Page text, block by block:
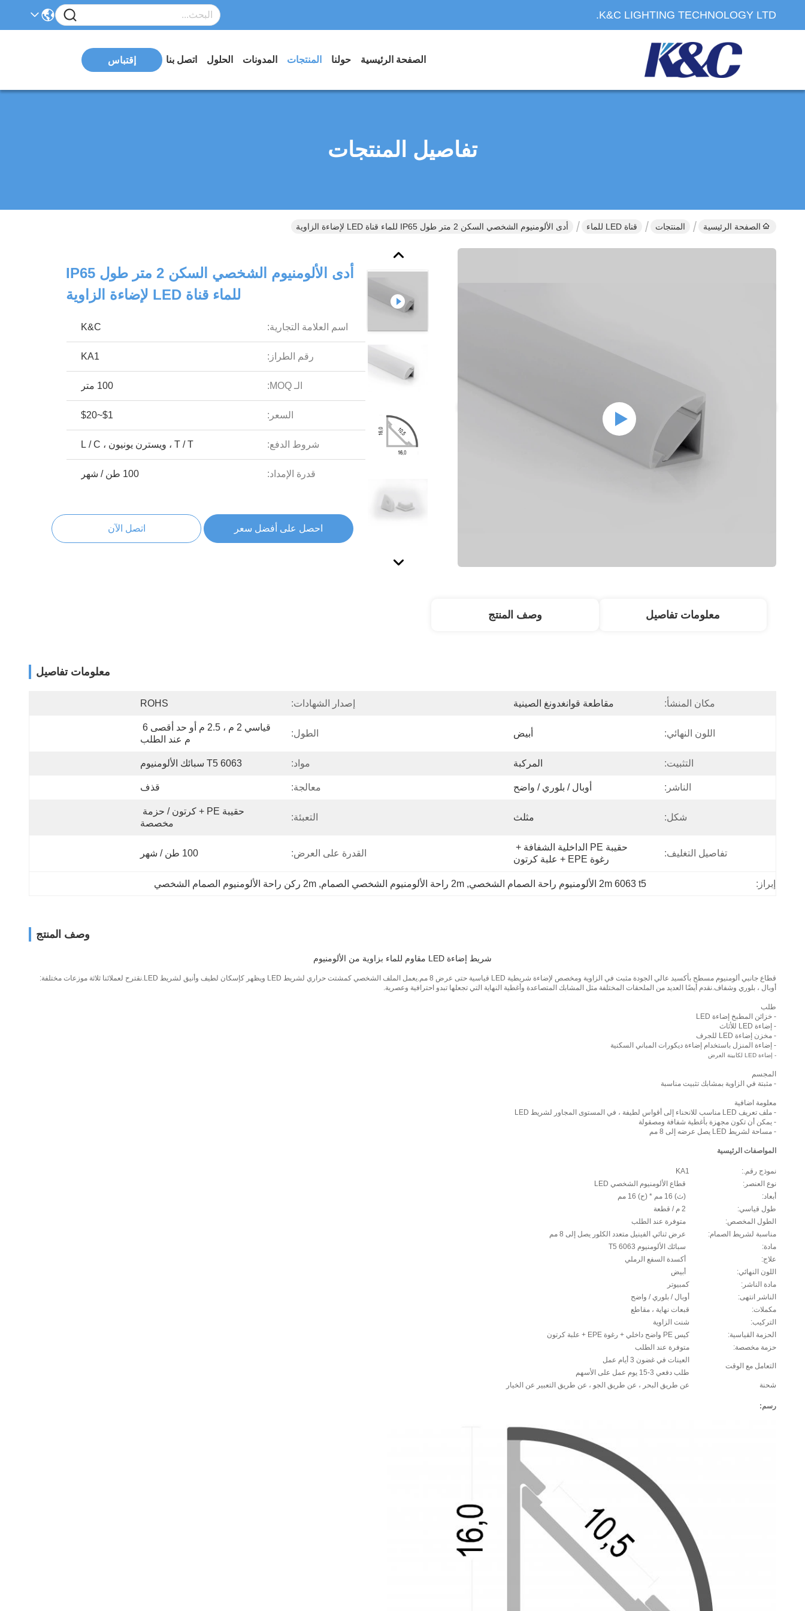
K&C LIGHTING TECHNOLOGY LTD.
الصفحة الرئيسية حولنا المنتجات المدونات الحلول اتصل بنا إقتباس
تفاصيل المنتجات
الصفحة الرئيسية المنتجات قناة LED للماء أدى الألومنيوم الشخصي السكن 2 متر طول IP65 للماء قناة LED لإضاءة الزاوية
أدى الألومنيوم الشخصي السكن 2 متر طول IP65
للماء قناة LED لإضاءة الزاوية
اسم العلامة التجارية: K&C
رقم الطراز: KA1
الـ MOQ: 100 متر
السعر: $1~$20
شروط الدفع: T / T ، ويسترن يونيون ، L / C
قدرة الإمداد: 100 طن / شهر
احصل على أفضل سعر اتصل الآن
معلومات تفاصيل وصف المنتج
معلومات تفاصيل
مكان المنشأ: مقاطعة قوانغدونغ الصينية إصدار الشهادات: ROHS
اللون النهائي: أبيض الطول:
م عند الطلب
التثبيت: المركبة مواد: 6063 T5 سبائك الألومنيوم
الناشر: أوبال / بلوري / واضح معالجة: قذف
شكل: مثلث التعبئة:
مخصصة
تفاصيل التغليف:
رغوة EPE + علبة كرتون
القدرة على العرض: 100 طن / شهر
إبراز: 2m 6063 t5 الألومنيوم راحة الصمام الشخصي , 2m راحة الألومنيوم الشخصي الصمام , 2m ركن راحة الألومنيوم الصمام الشخصي
وصف المنتج
شريط إضاءة LED مقاوم للماء بزاوية من الألومنيوم
قطاع جانبي ألومنيوم مسطح بأكسيد عالي الجودة مثبت في الزاوية ومخصص لإضاءة شريطية LED قياسية حتى عرض 8 مم.يعمل الملف الشخصي كمشتت حراري لشريط LED ويظهر كإسكان لطيف وأنيق لشريط LED.نقترح لعملائنا ثلاثة موزعات مختلفة:
أوبال ، بلوري وشفاف.نقدم أيضًا العديد من الملحقات المختلفة مثل المشابك المتصاعدة وأغطية النهاية التي تجعلها تبدو احترافية وعصرية.
طلب
- خزائن المطبخ إضاءة LED
- إضاءة LED للأثاث
- مخزن إضاءة LED للجرف
- إضاءة المنزل باستخدام إضاءة ديكورات المباني السكنية
- إضاءة LED لكابينة العرض
المجسم
- مثبتة في الزاوية بمشابك تثبيت مناسبة
معلومة اضافية
- ملف تعريف LED مناسب للانحناء إلى أقواس لطيفة ، في المستوى المجاور لشريط LED
- يمكن أن تكون مجهزة بأغطية شفافة ومصقولة
- مساحة لشريط LED يصل عرضه إلى 8 مم
المواصفات الرئيسية
نموذج رقم.:
KA1
نوع العنصر:
قطاع الألومنيوم الشخصي LED
أبعاد:
(ث) 16 مم * (ح) 16 مم
طول قياسي:
2 م / قطعة
الطول المخصص:
متوفرة عند الطلب
مناسبة لشريط الصمام:
عرض ثنائي الفينيل متعدد الكلور يصل إلى 8 مم
مادة:
سبائك الألومنيوم 6063 T5
علاج:
أكسدة السفع الرملي
اللون النهائي:
أبيض
مادة الناشر:
كمبيوتر
الناشر انتهى:
أوبال / بلوري / واضح
مكملات:
قبعات نهاية ، مقاطع
التركيب:
شنت الزاوية
الحزمة القياسية:
كيس PE واضح داخلي + رغوة EPE + علبة كرتون
حزمة مخصصة:
متوفرة عند الطلب
التعامل مع الوقت
العينات في غضون 3 أيام عمل
طلب دفعي 3-15 يوم عمل على الأسهم
شحنة
عن طريق البحر ، عن طريق الجو ، عن طريق التعبير عن الخيار
رسم: